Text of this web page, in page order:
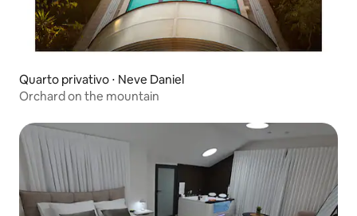
Quarto privativo ⋅ Neve Daniel
Orchard on the mountain